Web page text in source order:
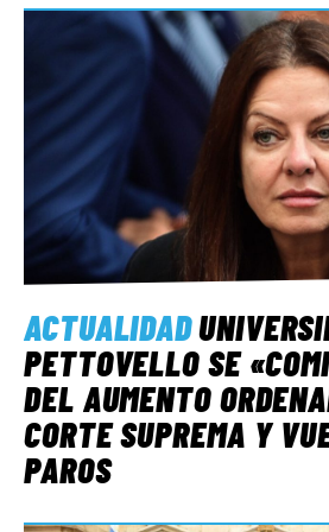
ACTUALIDAD
PETTOVELLO SE
DEL AUMENTO
CORTE SUPREMA Y
PAROS